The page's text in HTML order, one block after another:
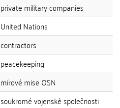
private military companies
United Nations
contractors
peacekeeping
mírové mise OSN
soukromé vojenské společnosti